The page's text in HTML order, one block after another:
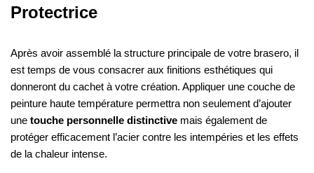
Protectrice
Après avoir assemblé la structure principale de votre brasero, il
est temps de vous consacrer aux finitions esthétiques qui
donneront du cachet à votre création. Appliquer une couche de
peinture haute température permettra non seulement d’ajouter
une touche personnelle distinctive mais également de
protéger efficacement l’acier contre les intempéries et les effets
de la chaleur intense.